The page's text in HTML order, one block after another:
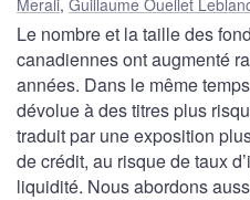
Le nombre et la taille des
canadiennes ont augmenté
années. Dans le même
dévolue à des titres plus
traduit par une exposition
de crédit, au risque de taux
liquidité. Nous abordons